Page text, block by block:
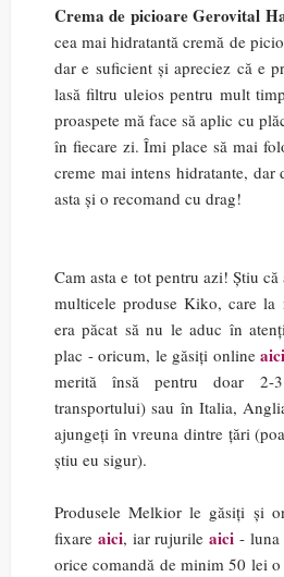
Crema de picioare Gerovital
cea mai hidratantă cremă de
dar e suficient și apreciez că e
lasă filtru uleios pentru mult
proaspete mă face să aplic cu
în fiecare zi. Îmi place să mai
creme mai intens hidratante,
asta și o recomand cu drag!
Cam asta e tot pentru azi! Știu
multicele produse Kiko, care la
era păcat să nu le aduc în
plac - oricum, le găsiți online aici
merită însă pentru doar 2-
transportului) sau în Italia,
ajungeți în vreuna dintre țări
știu eu sigur).
Produsele Melkior le găsiți și
fixare aici, iar rujurileaici - luna
orice comandă de minim 50 lei